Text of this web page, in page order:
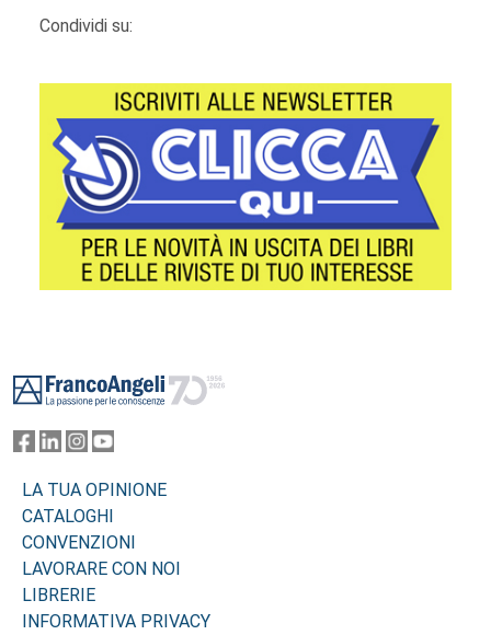
Condividi su:
LA TUA OPINIONE
CATALOGHI
CONVENZIONI
LAVORARE CON NOI
LIBRERIE
INFORMATIVA PRIVACY